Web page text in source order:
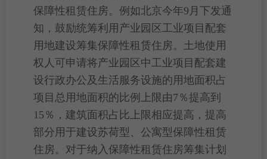
保障性租赁住房。例如北京今年9月下发通
知，鼓励统筹利用 产业园区工业项目 配套
用地建设筹集保障性租赁住房。
土地使用
权 人可申请将产业园区中工业项目配套建
设行政办公及生活服务设施的用地面积占
项目 总用地面积的比例上限由7％提高到
15％， 建筑面积占比上限相应提高，提高
部分用于建设苏荷型、 公寓型保障性租赁
住房。对于纳入保障性租赁住房筹集计划